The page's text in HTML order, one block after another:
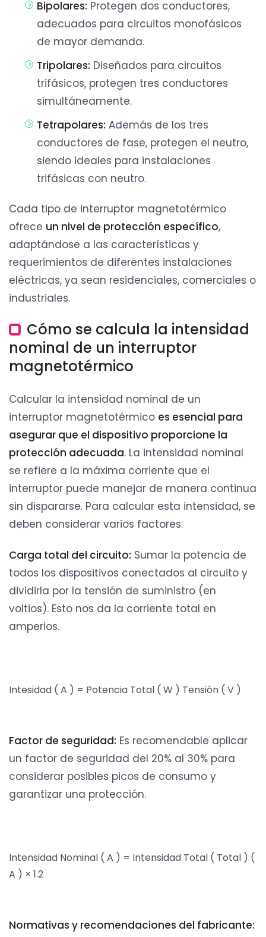
Bipolares: Protegen dos conductores,
adecuados para circuitos monofásicos
de mayor demanda.
Tripolares: Diseñados para circuitos
trifásicos, protegen tres conductores
simultáneamente.
Tetrapolares: Además de los tres
conductores de fase, protegen el neutro,
siendo ideales para instalaciones
trifásicas con neutro.
Cada tipo de interruptor magnetotérmico
ofrece un nivel de protección específico,
adaptándose a las características y
requerimientos de diferentes instalaciones
eléctricas, ya sean residenciales, comerciales o
industriales.
Cómo se calcula la intensidad
nominal de un interruptor
magnetotérmico
Calcular la intensidad nominal de un
interruptor magnetotérmico es esencial para
asegurar que el dispositivo proporcione la
protección adecuada. La intensidad nominal
se refiere a la máxima corriente que el
interruptor puede manejar de manera continua
sin dispararse. Para calcular esta intensidad, se
deben considerar varios factores:
Carga total del circuito: Sumar la potencia de
todos los dispositivos conectados al circuito y
dividirla por la tensión de suministro (en
voltios). Esto nos da la corriente total en
amperios.
Intesidad ( A ) = Potencia Total ( W ) Tensión ( V )
Factor de seguridad: Es recomendable aplicar
un factor de seguridad del 20% al 30% para
considerar posibles picos de consumo y
garantizar una protección.
Intensidad Nominal ( A ) = Intensidad Total ( Total ) (
A ) × 1.2
Normativas y recomendaciones del fabricante: